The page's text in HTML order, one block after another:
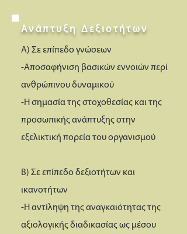
Ανάπτυξη Δεξιοτήτων
Α) Σε επίπεδο γνώσεων
-Αποσαφήνιση βασικών εννοιών περί
ανθρώπινου δυναμικού
-Η σημασία της στοχοθεσίας και της
προσωπικής ανάπτυξης στην
εξελικτική πορεία του οργανισμού
Β) Σε επίπεδο δεξιοτήτων και
ικανοτήτων
-Η αντίληψη της αναγκαιότητας της
αξιολογικής διαδικασίας ως μέσου